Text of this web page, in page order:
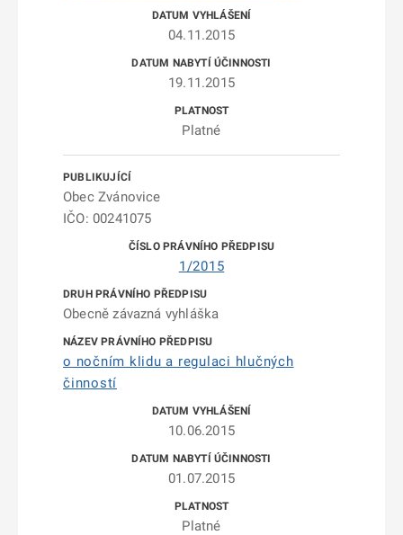
04.11.2015
19.11.2015
Platné
Obec Zvánovice
IČO: 00241075
1/2015
Obecně závazná vyhláška
o nočním klidu a regulaci hlučných
činností
10.06.2015
01.07.2015
Platné